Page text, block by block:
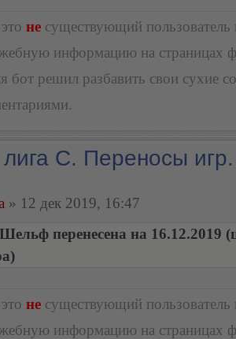
не существующий пользователь
информацию на страницах
бот решил разбавить свои сухие
С. Переносы
» 12 дек 2019, 16:47
перенесена на 16.12.2019
не существующий пользователь
информацию на страницах